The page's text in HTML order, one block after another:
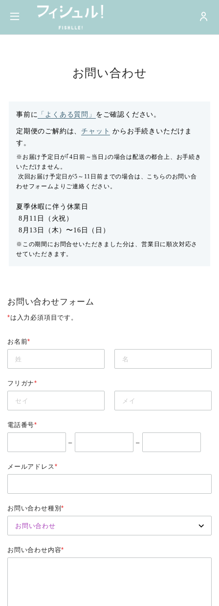
お問い合わせ
事前に 「よくある質問」 をご確認ください。
定期便のご解約は、チャット からお手続きいただけま
す。
※お届け予定日が｢4日前～当日｣の場合は配送の都合上、お手続き
いただけません。
次回お届け予定日が5～11日前までの場合は、こちらのお問い合
わせフォームよりご連絡ください。
夏季休暇に伴う休業日
8月11日（火祝）
8月13日（木）〜16日（日）
※この期間にお問合せいただきました分は、営業日に順次対応さ
せていただきます。
お問い合わせフォーム
*は入力必須項目です。
お名前*
フリガナ*
電話番号*
– –
メールアドレス*
お問い合わせ種別*
お問い合わせ内容*